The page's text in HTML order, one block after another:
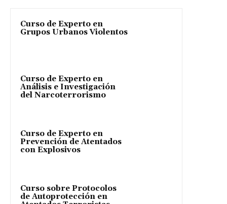
Curso de Experto en
Grupos Urbanos Violentos
Curso de Experto en
Análisis e Investigación
del Narcoterrorismo
Curso de Experto en
Prevención de Atentados
con Explosivos
Curso sobre Protocolos
de Autoprotección en